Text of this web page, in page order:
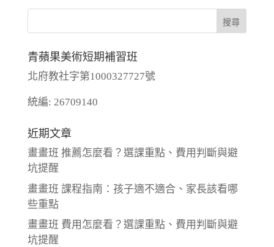
青蘋果美術短期補習班
北府教社字第1000327727號
統編: 26709140
近期文章
畫畫班 推薦怎麼看？選課重點、費用判斷與避
坑提醒
畫畫班 課程指南：孩子適不適合、家長該看哪
些重點
畫畫班 費用怎麼看？選課重點、費用判斷與避
坑提醒